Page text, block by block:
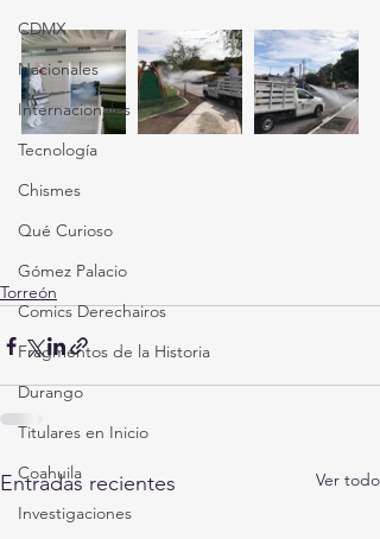
CDMX
Nacionales
Internacionales
Tecnología
Chismes
Qué Curioso
Gómez Palacio
Comics Derechairos
Fragmentos de la Historia
Durango
Titulares en Inicio
Coahuila
Investigaciones
Torreón
Entradas recientes Ver todo